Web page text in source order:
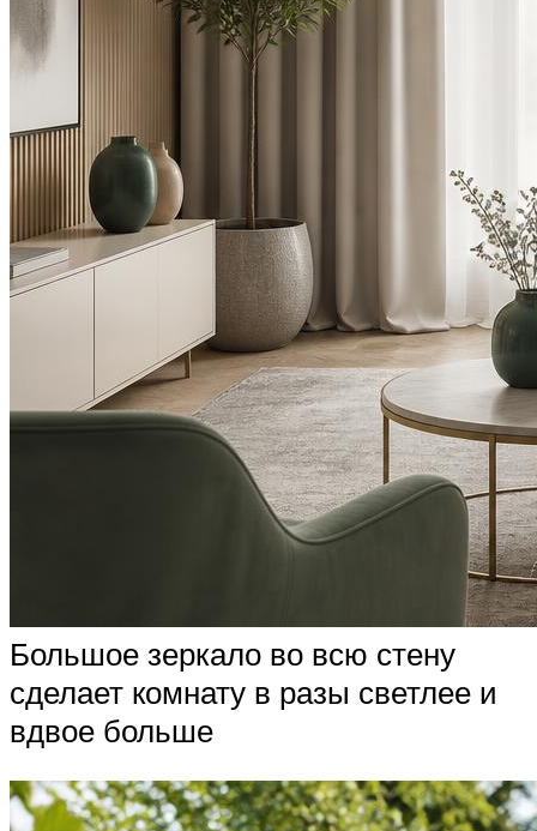
Большое зеркало во всю стену
сделает комнату в разы светлее и
вдвое больше